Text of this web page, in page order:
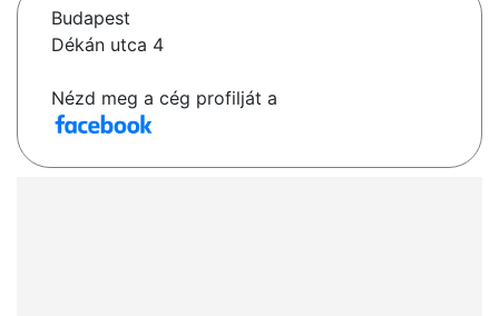
Budapest
Dékán utca 4
Nézd meg a cég profilját a